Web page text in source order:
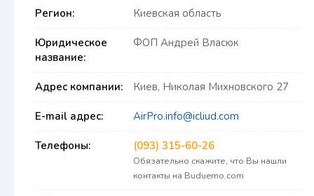
Регион:
Киевская область
Юридическое
название:
ФОП Андрей Власюк
Адрес компании: Киев, Николая Михновского 27
E-mail адрес: AirPro.info@icliud.com
Телефоны: (093) 315-60-26
Обязательно скажите, что Вы нашли
контакты на Buduemo.com